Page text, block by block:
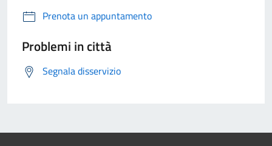
Prenota un appuntamento
Problemi in città
Segnala disservizio